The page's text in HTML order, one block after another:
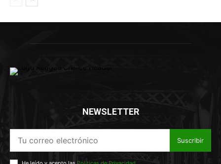
NEWSLETTER
Suscribir